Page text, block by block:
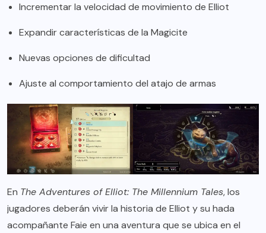
Incrementar la velocidad de movimiento de Elliot
Expandir características de la Magicite
Nuevas opciones de dificultad
Ajuste al comportamiento del atajo de armas
En The Adventures of Elliot: The Millennium Tales, los
jugadores deberán vivir la historia de Elliot y su hada
acompañante Faie en una aventura que se ubica en el